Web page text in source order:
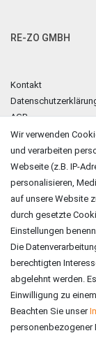
RE-ZO GMBH
Kontakt
AGB
Impressum
ZAHLUNGSARTEN
Wir verwenden
und verarbeiten
Webseite (z.B. IP-
personalisieren,
auf unsere Website
durch gesetzte
Einstellungen
Die
berechtigten
abgelehnt werden.
Einwilligung zu
Beachten Sie unser
personenbezogener